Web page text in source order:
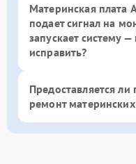
Материнская плата
подает сигнал на
запускает систему —
исправить?
Предоставляется ли
ремонт